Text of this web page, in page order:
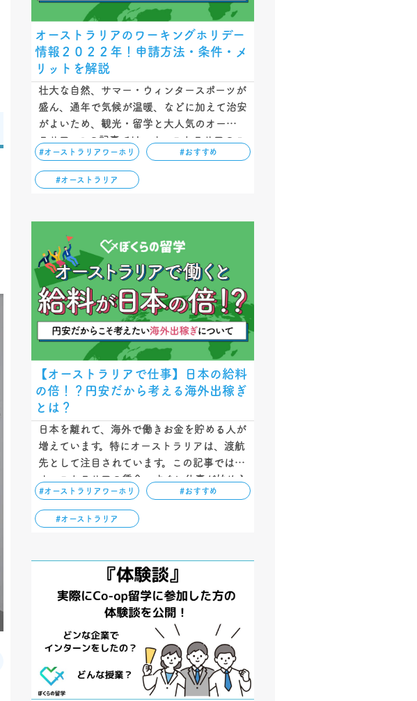
オーストラリアのワーキングホリデー
情報２０２２年！申請方法・条件・メ
リットを解説
壮大な自然、サマー・ウィンタースポーツが
盛ん、通年で気候が温暖、などに加えて治安
がよいため、観光・留学と大人気のオースト
ラリア。この記事では、オーストラリアのワ
ーキングホリデー最新情報（２０２２年版）
の申請方法、参加条件、そして滞在するメリ
ットを解説していきます。…
#オーストラリアワーホリ #おすすめ
#オーストラリア
【オーストラリアで仕事】日本の給料
の倍！？円安だから考える海外出稼ぎ
とは？
日本を離れて、海外で働きお金を貯める人が
増えています。特にオーストラリアは、渡航
先として注目されています。この記事では、
オーストラリアの賃金、すぐに仕事が始めら
れるビザの種類、そして働くために必要な英
語力について解説しています。円安の今だか
らこそ、挑戦できる機会です！…
#オーストラリアワーホリ #おすすめ
#オーストラリア